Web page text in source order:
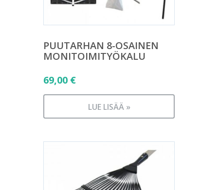
PUUTARHAN 8-OSAINEN
MONITOIMITYÖKALU
69,00 €
LUE LISÄÄ »